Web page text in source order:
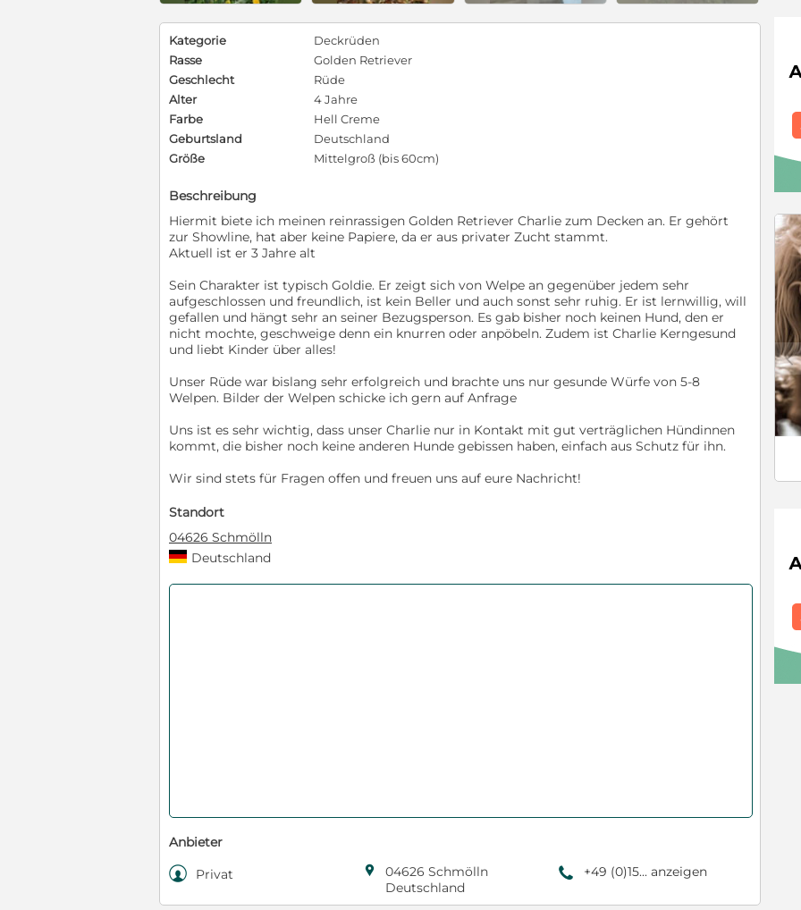
c
Kategorie
Deckrüden
Rasse
Golden Retriever
Geschlecht
Rüde
Alter
4 Jahre
Farbe
Hell Creme
Geburtsland
Deutschland
Größe
Mittelgroß (bis 60cm)
Beschreibung
Hiermit biete ich meinen reinrassigen Golden Retriever Charlie zum Decken an. Er gehört
zur Showline, hat aber keine Papiere, da er aus privater Zucht stammt.
Aktuell ist er 3 Jahre alt
Sein Charakter ist typisch Goldie. Er zeigt sich von Welpe an gegenüber jedem sehr
aufgeschlossen und freundlich, ist kein Beller und auch sonst sehr ruhig. Er ist lernwillig, will
gefallen und hängt sehr an seiner Bezugsperson. Es gab bisher noch keinen Hund, den er
nicht mochte, geschweige denn ein knurren oder anpöbeln. Zudem ist Charlie Kerngesund
und liebt Kinder über alles!
Unser Rüde war bislang sehr erfolgreich und brachte uns nur gesunde Würfe von 5-8
Welpen. Bilder der Welpen schicke ich gern auf Anfrage
Uns ist es sehr wichtig, dass unser Charlie nur in Kontakt mit gut verträglichen Hündinnen
kommt, die bisher noch keine anderen Hunde gebissen haben, einfach aus Schutz für ihn.
Wir sind stets für Fragen offen und freuen uns auf eure Nachricht!
Standort
04626 Schmölln
Deutschland
Anbieter
 Privat 
04626 Schmölln
Deutschland
9 +49 (0)15... anzeigen